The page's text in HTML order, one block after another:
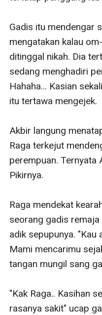
Gadis itu mendengar
mengatakan kalau
ditinggal nikah. Dia
sedang menghadiri
Hahaha... Kasian
itu tertawa mengejek.
Akbir langung
Raga terkejut
perempuan. Ternyata
Pikirnya.
Raga mendekat
seorang gadis
adik sepupunya. "Kau
Mami mencarimu
tangan mungil sang
"Kak Raga.. Kasihan
rasanya sakit" ucap